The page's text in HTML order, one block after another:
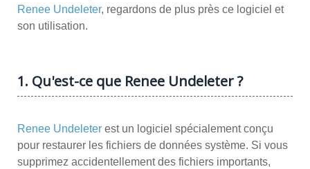
Renee Undeleter, regardons de plus près ce logiciel et
son utilisation.
1. Qu'est-ce que Renee Undeleter ?
Renee Undeleter est un logiciel spécialement conçu
pour restaurer les fichiers de données système. Si vous
supprimez accidentellement des fichiers importants,